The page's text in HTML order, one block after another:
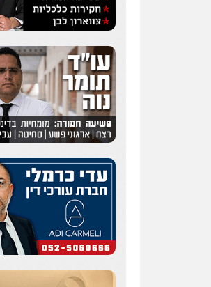
עדי כרמלי –
לענייני אסירים
0525060666
גיא זהבי משרד
פלילי משפחה
503456449